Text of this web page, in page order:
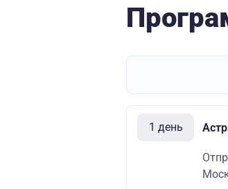
1 день